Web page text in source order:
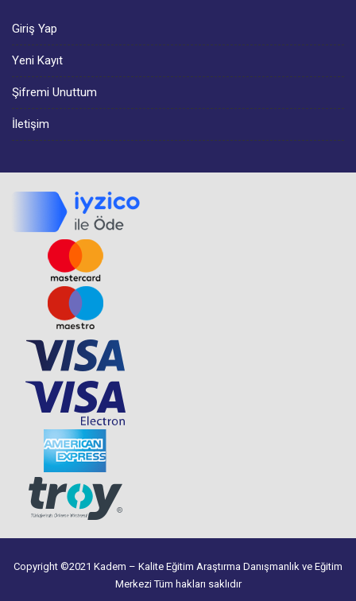
Giriş Yap
Yeni Kayıt
Şifremi Unuttum
İletişim
Copyright ©2021 Kadem – Kalite Eğitim Araştırma Danışmanlık ve Eğitim
Merkezi Tüm hakları saklıdır